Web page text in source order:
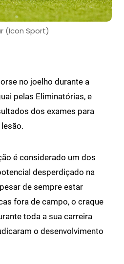
(Icon Sport)
no joelho durante a
pelas Eliminatórias, e
dos exames para
é considerado um dos
desperdiçado na
de sempre estar
fora de campo, o craque
toda a sua carreira
o desenvolvimento